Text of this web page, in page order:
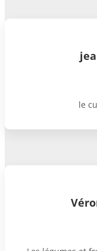
le